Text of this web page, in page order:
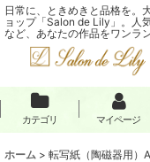
日常に、ときめきと品格を。
ョップ「Salon de Lily」。人
など、あなたの作品をワンラ
カテゴリ マイページ
ホーム > 転写紙（陶磁器用）